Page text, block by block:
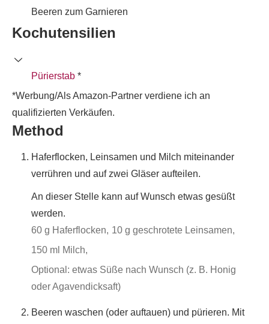
Beeren zum Garnieren
Kochutensilien
Pürierstab *
*Werbung/Als Amazon-Partner verdiene ich an
qualifizierten Verkäufen.
Method
Haferflocken, Leinsamen und Milch miteinander
verrühren und auf zwei Gläser aufteilen.
An dieser Stelle kann auf Wunsch etwas gesüßt
werden.
60 g Haferflocken, 10 g geschrotete Leinsamen,
150 ml Milch,
Optional: etwas Süße nach Wunsch (z. B. Honig
oder Agavendicksaft)
Beeren waschen (oder auftauen) und pürieren. Mit